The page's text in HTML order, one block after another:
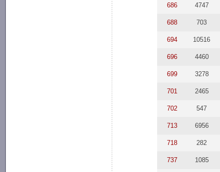
686 4747
688 703
694 10516
696 4460
699 3278
701 2465
702 547
713 6956
718 282
737 1085